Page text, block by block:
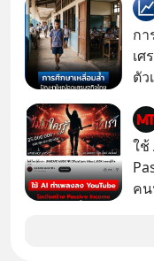
ใ
เข
ขอ
ดีลนี้! เกิดอะไรขึ้นห
กิจ
ตั้ง
ใ
เรื่
โม
ติ
มา
ก
เศ
ตัว
รา
อัน
ใช้
คน
รู้